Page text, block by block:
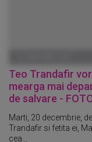
Teo Trandafir
mearga mai
de salvare -
Marti, 20 decembrie,
Trandafir si fetita ei,
cea...